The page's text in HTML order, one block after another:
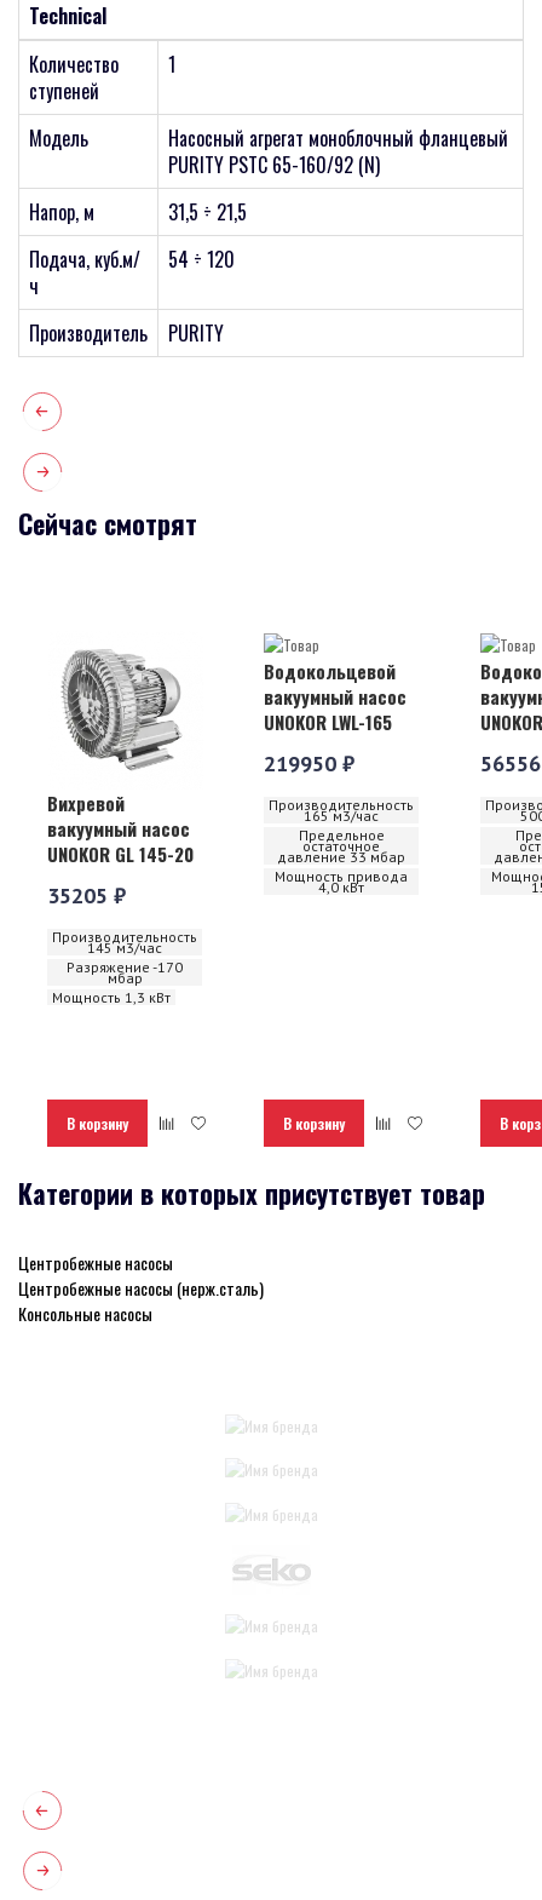
Technical
Количество
ступеней
1
Модель
Насосный агрегат моноблочный фланцевый
PURITY PSTC 65-160/92 (N)
Напор, м
31,5 ÷ 21,5
Подача, куб.м/
ч
54 ÷ 120
Производитель PURITY
Сейчас смотрят
Вихревой
вакуумный насос
UNOKOR GL 145-20
35205 ₽
Производительность
145 м3/час
Разряжение -170
мбар
Мощность 1,3 кВт
В корзину
Водокольцевой
вакуумный насос
UNOKOR LWL-165
219950 ₽
Производительность
165 м3/час
Предельное
остаточное
давление 33 мбар
Мощность привода
4,0 кВт
В корзину В
Категории в которых присутствует товар
Центробежные насосы
Центробежные насосы (нерж.сталь)
Консольные насосы